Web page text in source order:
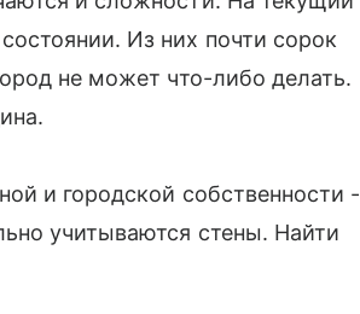
Из них почти сорок
не может что-либо делать.
и городской собственности -
учитываются стены. Найти